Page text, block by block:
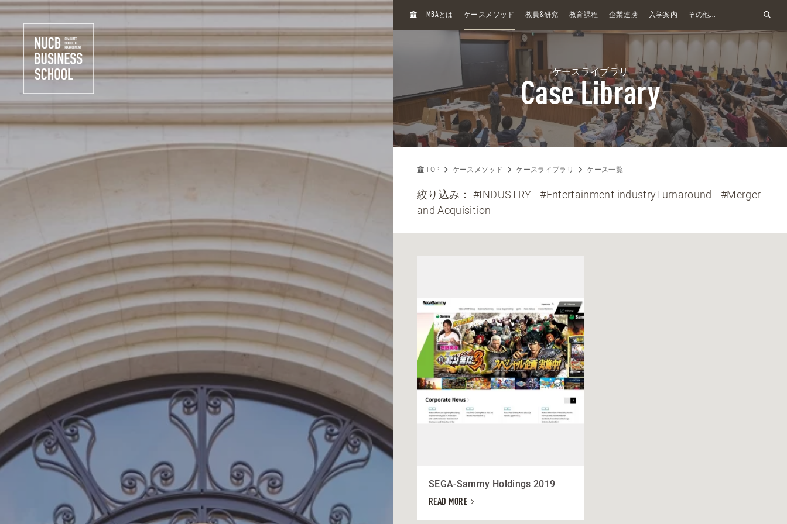
H
MBAとは ケースメソッド 教員&研究 教育課程 企業連携 入学案内 その他...
ケースライブラリ
Case Library
TOP ケースメソッド ケースライブラリ ケース一覧
絞り込み：#INDUSTRY #Entertainment industryTurnaround
#Merger
and Acquisition
SEGA-Sammy Holdings 2019
READ MORE